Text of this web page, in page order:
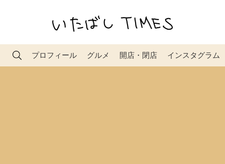
プロフィール グルメ 開店・閉店 インスタグラム